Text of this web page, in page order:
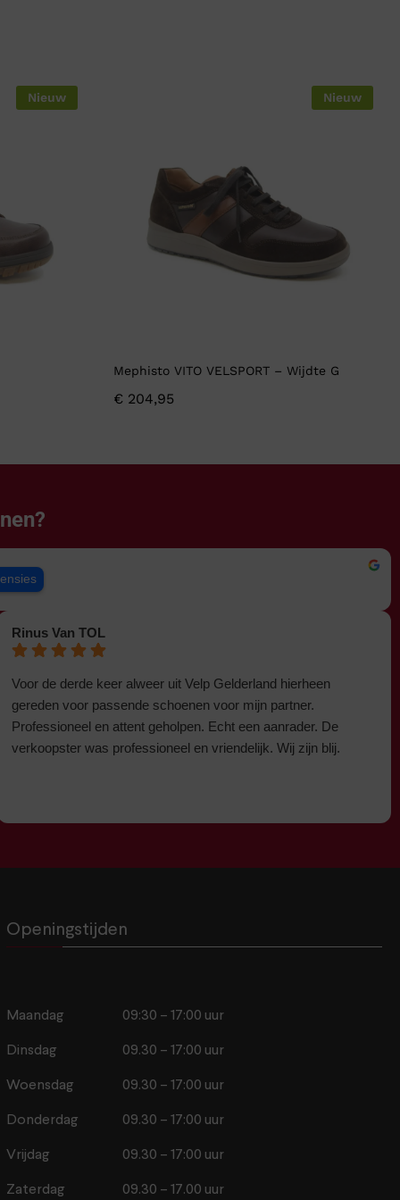
Nieuw Nieuw
Mephisto VITO VELSPORT – Wijdte G
€ 204,95
Rinus Van TOL
Voor de derde keer alweer uit Velp Gelderland hierheen
gereden voor passende schoenen voor mijn partner.
Professioneel en attent geholpen. Echt een aanrader. De
verkoopster was professioneel en vriendelijk. Wij zijn blij.
Openingstijden
Maandag 09:30 – 17:00 uur
Dinsdag 09.30 – 17:00 uur
Woensdag 09.30 – 17:00 uur
Donderdag 09.30 – 17:00 uur
Vrijdag 09.30 – 17:00 uur
Zaterdag 09.30 – 17.00 uur